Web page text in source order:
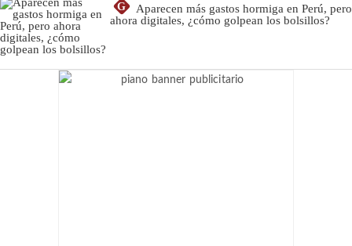
G
Aparecen más gastos hormiga en Perú, pero
ahora digitales, ¿cómo golpean los bolsillos?